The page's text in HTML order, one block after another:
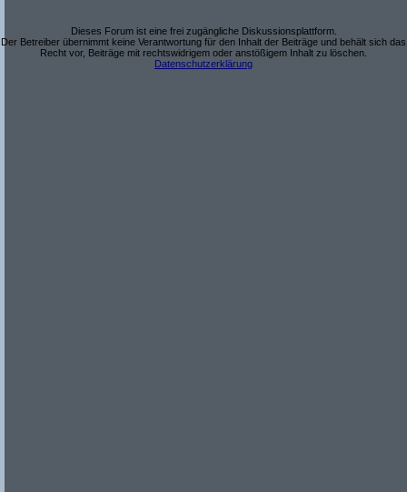
Dieses Forum ist eine frei zugängliche Diskussionsplattform.
Der Betreiber übernimmt keine Verantwortung für den Inhalt der Beiträge und behält sich das
Recht vor, Beiträge mit rechtswidrigem oder anstößigem Inhalt zu löschen.
Datenschutzerklärung